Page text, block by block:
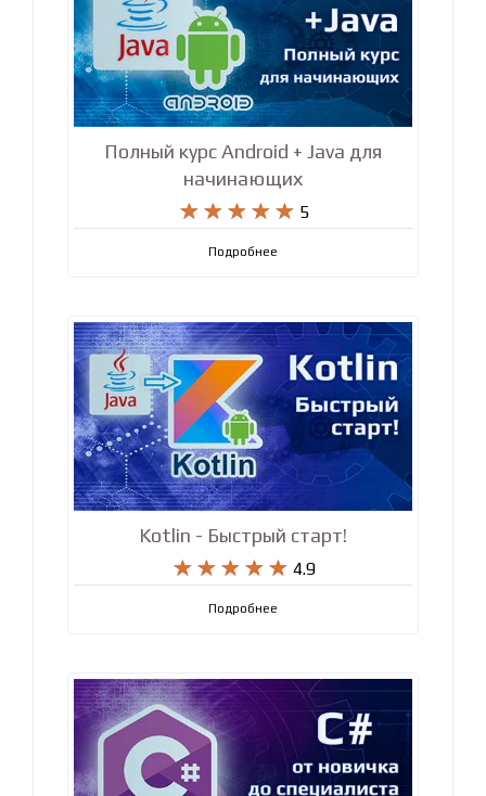
Полный курс Android + Java для
начинающих
    
     5
Подробнее
Kotlin - Быстрый старт!
    
     4.9
Подробнее